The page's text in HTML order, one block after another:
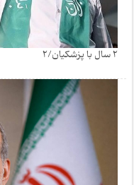
2 سال با پزشکیان/2